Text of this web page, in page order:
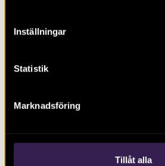
Inställningar
Statistik
Marknadsföring
Tillåt alla
RAPPORT 2019:74
Johannesborgsparken